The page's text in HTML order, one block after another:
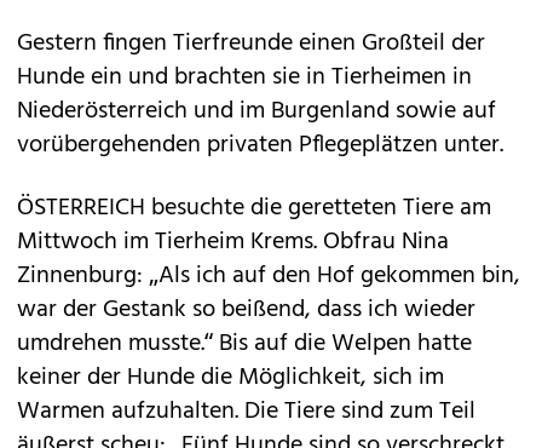
Gestern fingen Tierfreunde einen Großteil der
Hunde ein und brachten sie in Tierheimen in
Niederösterreich und im Burgenland sowie auf
vorübergehenden privaten Pflegeplätzen unter.
ÖSTERREICH besuchte die geretteten Tiere am
Mittwoch im Tierheim Krems. Obfrau Nina
Zinnenburg: „Als ich auf den Hof gekommen bin,
war der Gestank so beißend, dass ich wieder
umdrehen musste.“ Bis auf die Welpen hatte
keiner der Hunde die Möglichkeit, sich im
Warmen aufzuhalten. Die Tiere sind zum Teil